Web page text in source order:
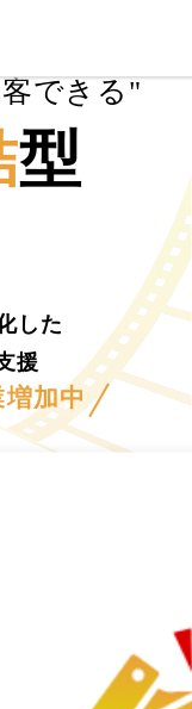
できる"
型
した
援
加中